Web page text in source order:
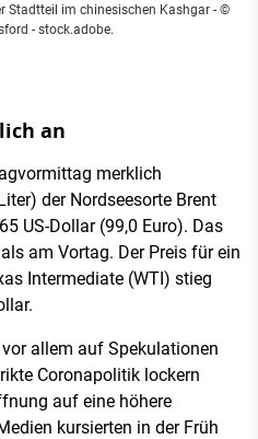
Stadtteil im chinesischen Kashgar - ©
- stock.adobe.
an
merklich
der Nordseesorte Brent
US-Dollar (99,0 Euro). Das
am Vortag. Der Preis für ein
Intermediate (WTI) stieg
allem auf Spekulationen
Coronapolitik lockern
auf eine höhere
kursierten in der Früh